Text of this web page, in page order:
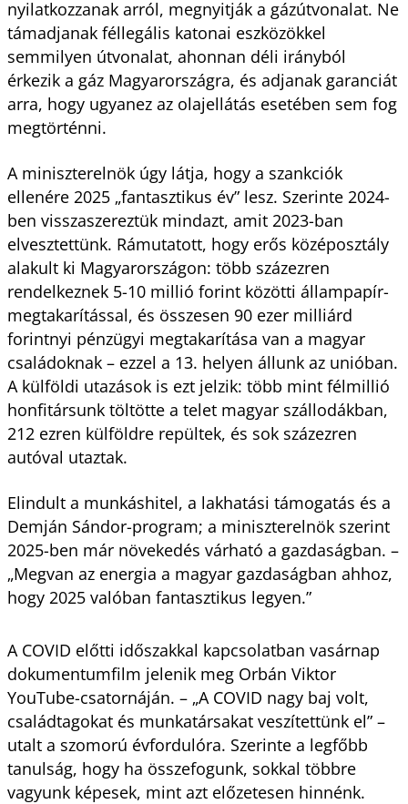
nyilatkozzanak arról, megnyitják a gázútvonalat. Ne
támadjanak féllegális katonai eszközökkel
semmilyen útvonalat, ahonnan déli irányból
érkezik a gáz Magyarországra, és adjanak garanciát
arra, hogy ugyanez az olajellátás esetében sem fog
megtörténni.
A miniszterelnök úgy látja, hogy a szankciók
ellenére 2025 „fantasztikus év” lesz. Szerinte 2024-
ben visszaszereztük mindazt, amit 2023-ban
elvesztettünk. Rámutatott, hogy erős középosztály
alakult ki Magyarországon: több százezren
rendelkeznek 5-10 millió forint közötti állampapír-
megtakarítással, és összesen 90 ezer milliárd
forintnyi pénzügyi megtakarítása van a magyar
családoknak – ezzel a 13. helyen állunk az unióban.
A külföldi utazások is ezt jelzik: több mint félmillió
honfitársunk töltötte a telet magyar szállodákban,
212 ezren külföldre repültek, és sok százezren
autóval utaztak.
Elindult a munkáshitel, a lakhatási támogatás és a
Demján Sándor-program; a miniszterelnök szerint
2025-ben már növekedés várható a gazdaságban. –
„Megvan az energia a magyar gazdaságban ahhoz,
hogy 2025 valóban fantasztikus legyen.”
A COVID előtti időszakkal kapcsolatban vasárnap
dokumentumfilm jelenik meg Orbán Viktor
YouTube-csatornáján. – „A COVID nagy baj volt,
családtagokat és munkatársakat veszítettünk el” –
utalt a szomorú évfordulóra. Szerinte a legfőbb
tanulság, hogy ha összefogunk, sokkal többre
vagyunk képesek, mint azt előzetesen hinnénk.